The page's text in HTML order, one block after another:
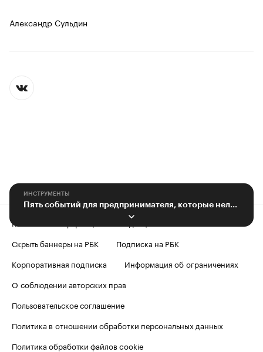
Александр Сульдин
ИНСТРУМЕНТЫ
Контактная информация
Редакция
Скрыть баннеры на РБК
Подписка на РБК
Корпоративная подписка
Информация об ограничениях
О соблюдении авторских прав
Пользовательское соглашение
Политика в отношении обработки персональных данных
Политика обработки файлов cookie